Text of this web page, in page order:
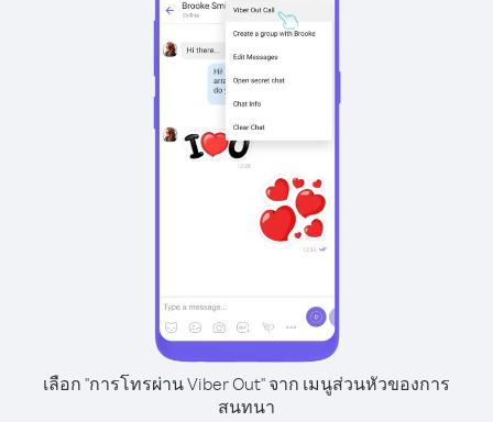
เลือก "การโทรผ่าน Viber Out" จาก เมนูส่วนหัวของการ
สนทนา